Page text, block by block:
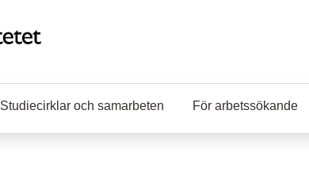
Studiecirklar och samarbeten För arbetssökande